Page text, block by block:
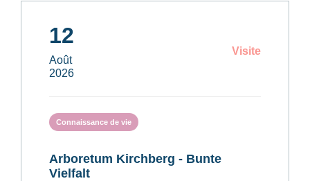
12
Août
2026
Visite
Connaissance de vie
Arboretum Kirchberg - Bunte
Vielfalt